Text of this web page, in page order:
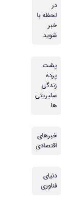
در
لحظه با
خبر
شوید
پشت
پرده
زندگی
سلبریتی
ها
خبرهای
اقتصادی
دنیای
فناوری